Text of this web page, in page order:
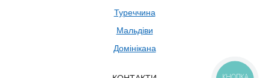
Туреччина
Мальдіви
Домінікана